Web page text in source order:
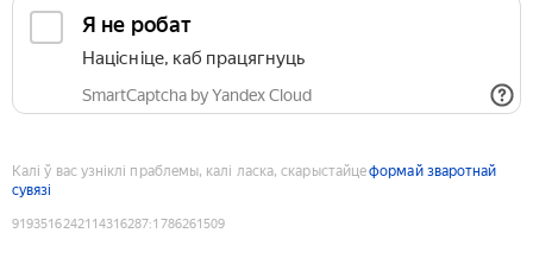
Я не робат
Націсніце, каб працягнуць
SmartCaptcha by Yandex Cloud
Калі ў вас узніклі праблемы, калі ласка, скарыстайцеформай зваротнай
сувязі
9193516242114316287:1786261509